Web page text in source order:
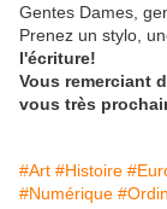
Gentes Dames,
Prenez un stylo,
l'écriture!
Vous remerciant
vous très
#Art #Histoire
#Numérique